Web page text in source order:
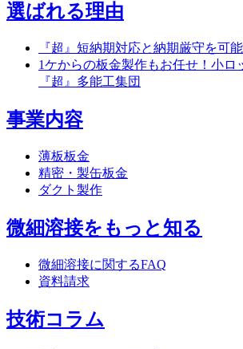
選ばれる理由
『超』短納期対応と納期厳守を可
1ケからの板金製作もお任せ！小ロ
『超』多能工集団
事業内容
薄板板金
精密・製缶板金
ダクト製作
微細溶接をもっと知る
微細溶接に関するFAQ
資料請求
技術コラム